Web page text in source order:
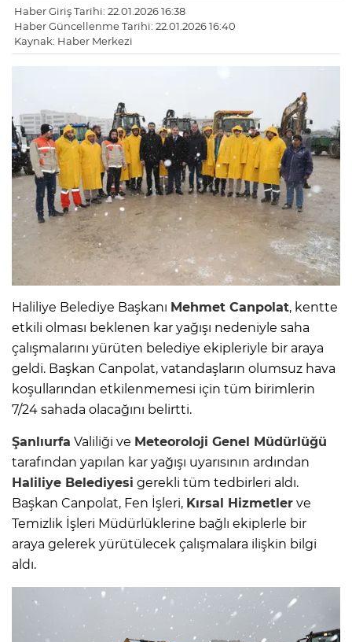
Haber Giriş Tarihi: 22.01.2026 16:38
Haber Güncellenme Tarihi: 22.01.2026 16:40
Kaynak: Haber Merkezi
Haliliye Belediye Başkanı Mehmet Canpolat, kentte
etkili olması beklenen kar yağışı nedeniyle saha
çalışmalarını yürüten belediye ekipleriyle bir araya
geldi. Başkan Canpolat, vatandaşların olumsuz hava
koşullarından etkilenmemesi için tüm birimlerin
7/24 sahada olacağını belirtti.
Şanlıurfa Valiliği ve Meteoroloji Genel Müdürlüğü
tarafından yapılan kar yağışı uyarısının ardından
Haliliye Belediyesi gerekli tüm tedbirleri aldı.
Başkan Canpolat, Fen İşleri, Kırsal Hizmetler ve
Temizlik İşleri Müdürlüklerine bağlı ekiplerle bir
araya gelerek yürütülecek çalışmalara ilişkin bilgi
aldı.